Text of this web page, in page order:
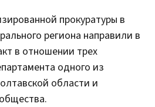
прокуратуры в
региона направили в
в отношении трех
одного из
области и